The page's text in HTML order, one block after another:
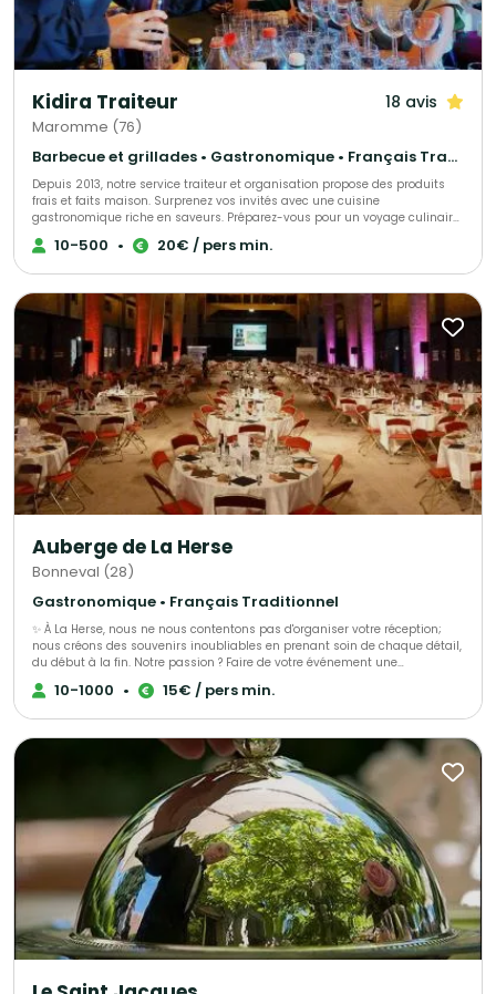
Kidira Traiteur 18 avis
Maromme (76)
Barbecue et grillades • Gastronomique • Français Traditionnel
Depuis 2013, notre service traiteur et organisation propose des produits
frais et faits maison. Surprenez vos invités avec une cuisine
gastronomique riche en saveurs. Préparez-vous pour un voyage culinaire
inoubliable.
10-500 • 20€ / pers min.
Auberge de La Herse
Bonneval (28)
Gastronomique • Français Traditionnel
✨ À La Herse, nous ne nous contentons pas d'organiser votre réception;
nous créons des souvenirs inoubliables en prenant soin de chaque détail,
du début à la fin. Notre passion ? Faire de votre événement une
célébration époustouflante qui restera gravée dans les mémoires ! 🌟 L'
Atelier Traiteur, votre expert dédié en organisation d'événements depuis
transformer vos rêves en réalité, avec une touche de magie à chaque
10-1000 • 15€ / pers min.